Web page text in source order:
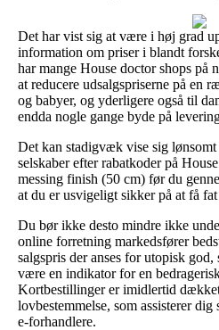
Det har vist sig at være i høj grad
information om priser i blandt
har mange House doctor shops på
at reducere udsalgspriserne på en
og babyer, og yderligere også til
endda nogle gange byde på
Det kan stadigvæk vise sig lønsomt
selskaber efter rabatkoder på
messing finish (50 cm) før du
at du er usvigeligt sikker på at få
Du bør ikke desto mindre ikke
online forretning markedsfører
salgspris der anses for utopisk god,
være en indikator for en
Kortbestillinger er imidlertid
lovbestemmelse, som assisterer
e-forhandlere.